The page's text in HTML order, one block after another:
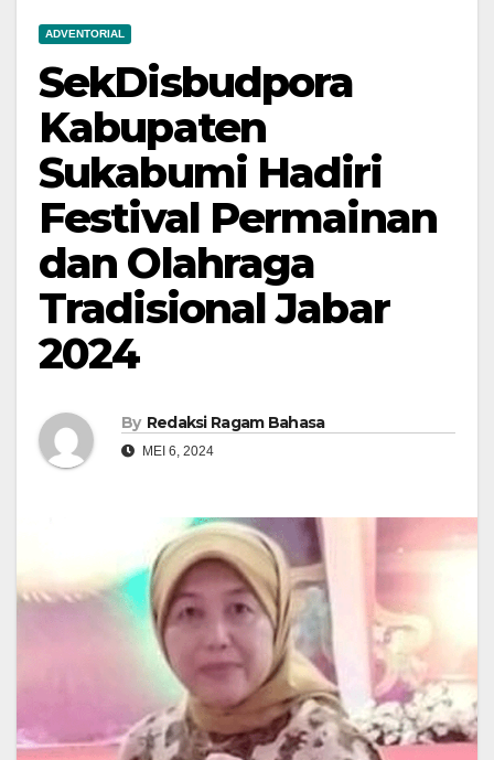
ADVENTORIAL
SekDisbudpora
Kabupaten
Sukabumi Hadiri
Festival Permainan
dan Olahraga
Tradisional Jabar
2024
By Redaksi Ragam Bahasa
MEI 6, 2024